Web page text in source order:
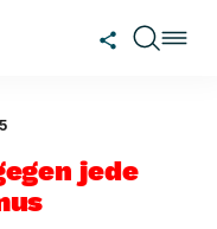
jede